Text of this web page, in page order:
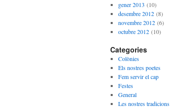
gener 2013 (10)
desembre 2012(8)
novembre 2012(6)
octubre 2012(10)
Categories
Colònies
Els nostres poetes
Fem servir el cap
Festes
General
Les nostres tradicions